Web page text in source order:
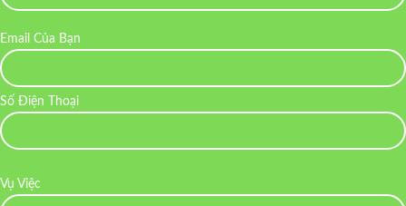
Email Của Bạn
Số Điện Thoại
Vụ Việc